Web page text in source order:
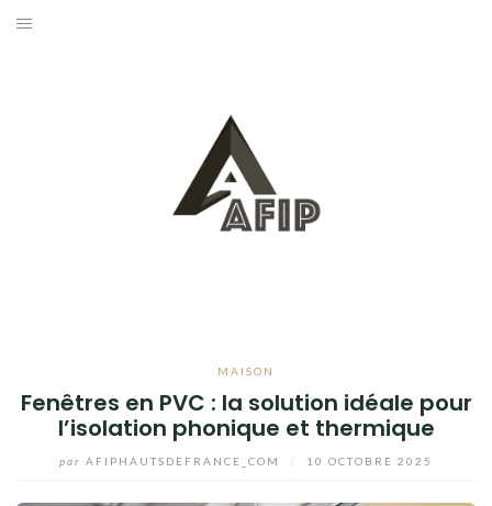
Aller
MAISON
Fenêtres en PVC : la solution idéale pour
l’isolation phonique et thermique
par AFIPHAUTSDEFRANCE_COM 10 OCTOBRE 2025